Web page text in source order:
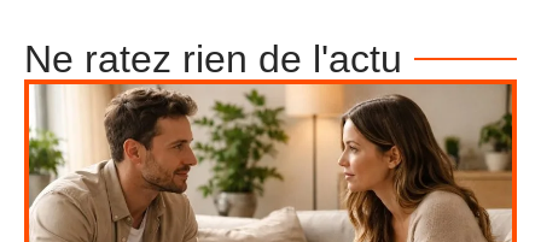
Ne ratez rien de l'actu